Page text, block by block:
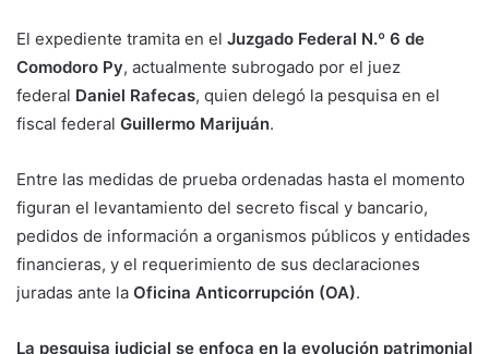
El expediente tramita en el Juzgado Federal N.º 6 de
Comodoro Py, actualmente subrogado por el juez
federal Daniel Rafecas, quien delegó la pesquisa en el
fiscal federal Guillermo Marijuán.
Entre las medidas de prueba ordenadas hasta el momento
figuran el levantamiento del secreto fiscal y bancario,
pedidos de información a organismos públicos y entidades
financieras, y el requerimiento de sus declaraciones
juradas ante la Oficina Anticorrupción (OA).
La pesquisa judicial se enfoca en la evolución patrimonial